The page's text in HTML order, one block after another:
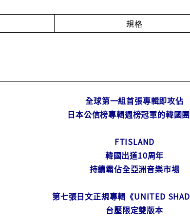
規格
全球第一組首張專輯即攻佔
日本公信榜專輯週榜冠軍的韓國
FTISLAND
韓國出道10周年
持續霸佔全亞洲音樂市場
第七張日文正規專輯《UNITED
台壓限定雙版本